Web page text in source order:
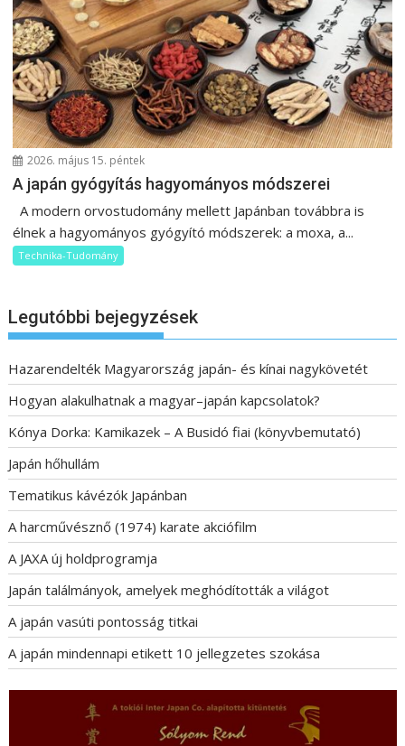
2026. május 15. péntek
A japán gyógyítás hagyományos módszerei
A modern orvostudomány mellett Japánban továbbra is
élnek a hagyományos gyógyító módszerek: a moxa, a...
Technika-Tudomány
Legutóbbi bejegyzések
Hazarendelték Magyarország japán- és kínai nagykövetét
Hogyan alakulhatnak a magyar–japán kapcsolatok?
Kónya Dorka: Kamikazek – A Busidó fiai (könyvbemutató)
Japán hőhullám
Tematikus kávézók Japánban
A harcművésznő (1974) karate akciófilm
A JAXA új holdprogramja
Japán találmányok, amelyek meghódították a világot
A japán vasúti pontosság titkai
A japán mindennapi etikett 10 jellegzetes szokása